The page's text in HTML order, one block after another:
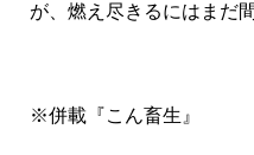
が、燃え尽きるにはまだ
（「
※併載『こん畜生』